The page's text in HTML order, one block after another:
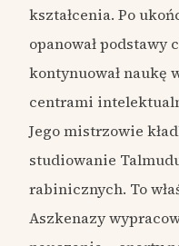
kształcenia. Po
opanował
kontynuował naukę
centrami
Jego mistrzowie
studiowanie
rabinicznych. To
Aszkenazy